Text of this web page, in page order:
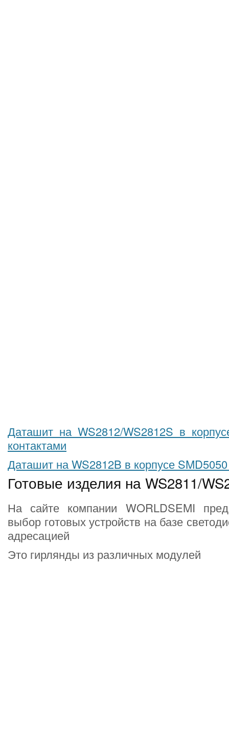
Даташит на WS2812/WS2812S в
контактами
Даташит на WS2812B в корпусе
Готовые изделия на WS2811/
На сайте компании WORLDSEMI
выбор готовых устройств на базе
адресацией
Это гирлянды из различных модулей